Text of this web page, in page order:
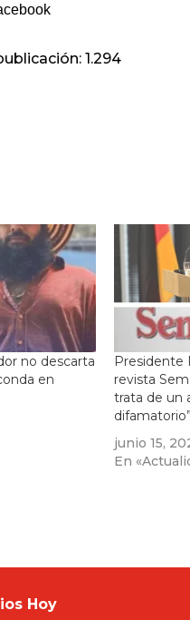
1.294
no descarta
en
Presidente
revista
trata de un
difamatorio”
junio 15,
En
Hoy